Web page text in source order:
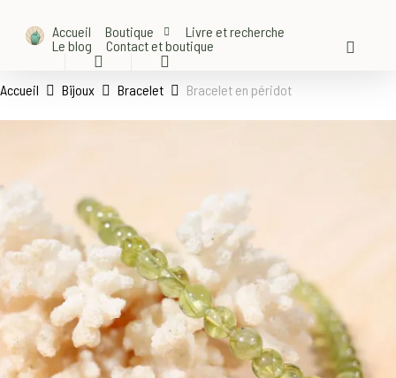
content
Accueil Boutique
Livre et recherche
Le blog
Contact et boutique
Accueil Bijoux Bracelet Bracelet en péridot